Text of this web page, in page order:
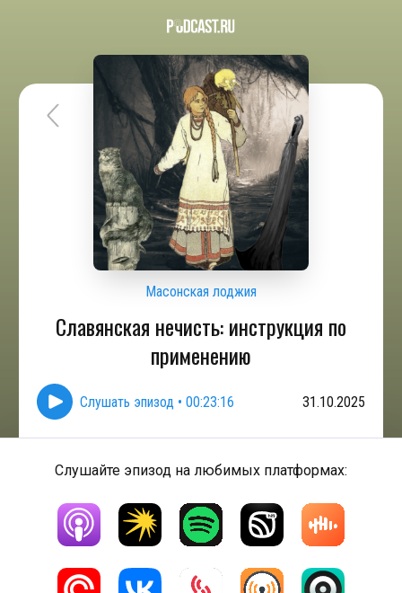
Масонская лоджия
Славянская нечисть: инструкция по
применению
Слушать эпизод • 00:23:16 31.10.2025
Слушайте эпизод на любимых платформах: